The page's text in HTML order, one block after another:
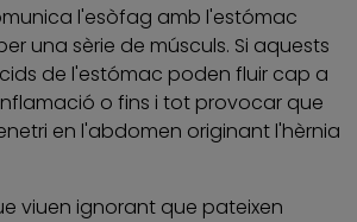
l'esòfag amb l'estómac
una sèrie de músculs. Si aquests
de l'estómac poden fluir cap a
o fins i tot provocar que
en l'abdomen originant l'hèrnia
viuen ignorant que pateixen